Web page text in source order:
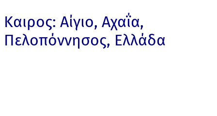
Καιρος: Αίγιο, Αχαΐα,
Πελοπόννησος, Ελλάδα